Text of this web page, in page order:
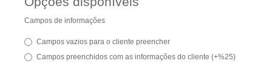
Campos de informações
Campos vazios para o cliente preencher
Campos preenchidos com as informações do cliente (+%25)